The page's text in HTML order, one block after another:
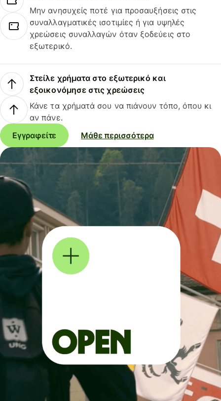
Μην ανησυχείς ποτέ για προσαυξήσεις στις
συναλλαγματικές ισοτιμίες ή για υψηλές
χρεώσεις συναλλαγών όταν ξοδεύεις στο
εξωτερικό.
Στείλε χρήματα στο εξωτερικό και
εξοικονόμησε στις χρεώσεις
Κάνε τα χρήματά σου να πιάνουν τόπο, όπου κι
αν πάνε.
Εγγραφείτε
Μάθε περισσότερα